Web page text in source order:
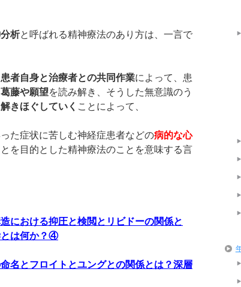
析と呼ばれる精神療法のあり方は、一言で
患者自身と治療者との共同作業によって、患
葛藤や願望を読み解き、そうした無意識のう
きほぐしていく ことによって、
た症状に苦しむ神経症患者などの病的な心
とを目的とした精神療法のことを意味する言
における抑圧と検閲とリビドーの関係と
とは何か？④
名とフロイトとユングとの関係とは？深層